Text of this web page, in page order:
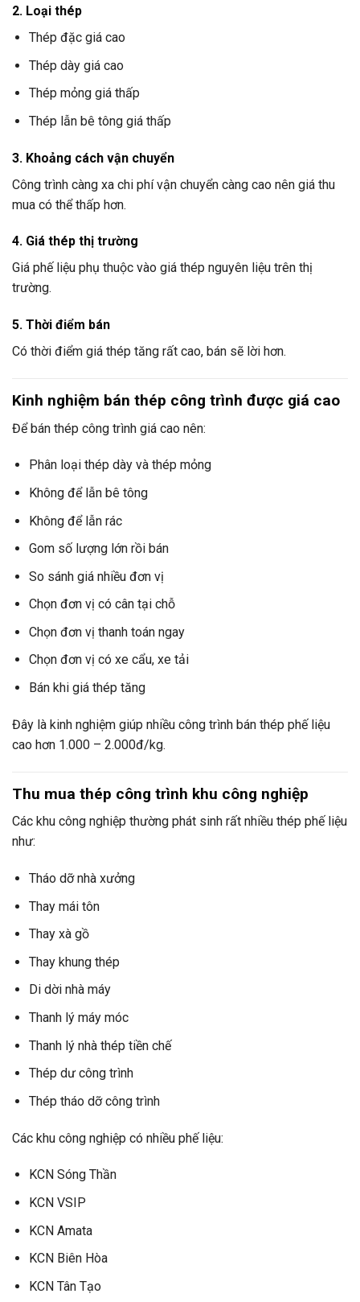
2. Loại thép
Thép đặc giá cao
Thép dày giá cao
Thép mỏng giá thấp
Thép lẫn bê tông giá thấp
3. Khoảng cách vận chuyển
Công trình càng xa chi phí vận chuyển càng cao nên giá thu
mua có thể thấp hơn.
4. Giá thép thị trường
Giá phế liệu phụ thuộc vào giá thép nguyên liệu trên thị
trường.
5. Thời điểm bán
Có thời điểm giá thép tăng rất cao, bán sẽ lời hơn.
Kinh nghiệm bán thép công trình được giá cao
Để bán thép công trình giá cao nên:
Phân loại thép dày và thép mỏng
Không để lẫn bê tông
Không để lẫn rác
Gom số lượng lớn rồi bán
So sánh giá nhiều đơn vị
Chọn đơn vị có cân tại chỗ
Chọn đơn vị thanh toán ngay
Chọn đơn vị có xe cẩu, xe tải
Bán khi giá thép tăng
Đây là kinh nghiệm giúp nhiều công trình bán thép phế liệu
cao hơn 1.000 – 2.000đ/kg.
Thu mua thép công trình khu công nghiệp
Các khu công nghiệp thường phát sinh rất nhiều thép phế liệu
như:
Tháo dỡ nhà xưởng
Thay mái tôn
Thay xà gồ
Thay khung thép
Di dời nhà máy
Thanh lý máy móc
Thanh lý nhà thép tiền chế
Thép dư công trình
Thép tháo dỡ công trình
Các khu công nghiệp có nhiều phế liệu:
KCN Sóng Thần
KCN VSIP
KCN Amata
KCN Biên Hòa
KCN Tân Tạo